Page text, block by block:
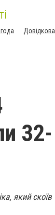
Довідкова
32-
який скоїв